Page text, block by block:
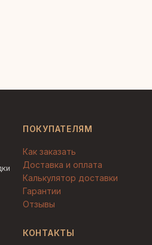
ПОКУПАТЕЛЯМ
Как заказать
Доставка и оплата
Калькулятор доставки
Гарантии
Отзывы
КОНТАКТЫ